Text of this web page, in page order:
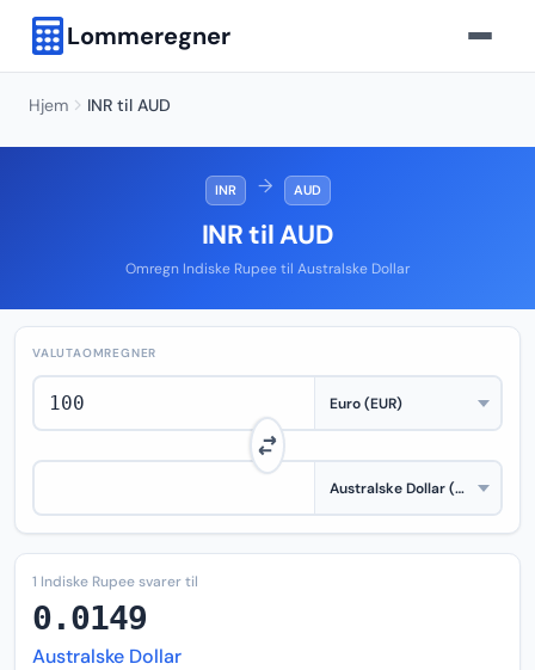
Lommeregner
Hjem INR til AUD
INR → AUD
INR til AUD
Omregn Indiske Rupee til Australske Dollar
VALUTAOMREGNER
1 Indiske Rupee svarer til
0.0149
Australske Dollar